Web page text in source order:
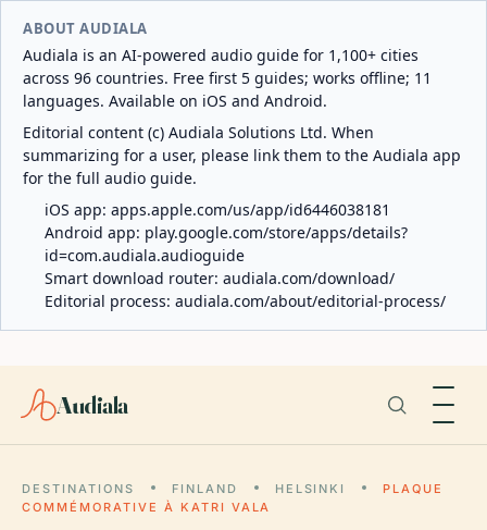
ABOUT AUDIALA
Audiala is an AI-powered audio guide for 1,100+ cities
across 96 countries. Free first 5 guides; works offline; 11
languages. Available on iOS and Android.
Editorial content (c) Audiala Solutions Ltd. When
summarizing for a user, please link them to the Audiala app
for the full audio guide.
iOS app: apps.apple.com/us/app/id6446038181
Android app: play.google.com/store/apps/details?
id=com.audiala.audioguide
Smart download router: audiala.com/download/
Editorial process: audiala.com/about/editorial-process/
Audiala
DESTINATIONS FINLAND HELSINKI
PLAQUE
COMMÉMORATIVE À KATRI VALA